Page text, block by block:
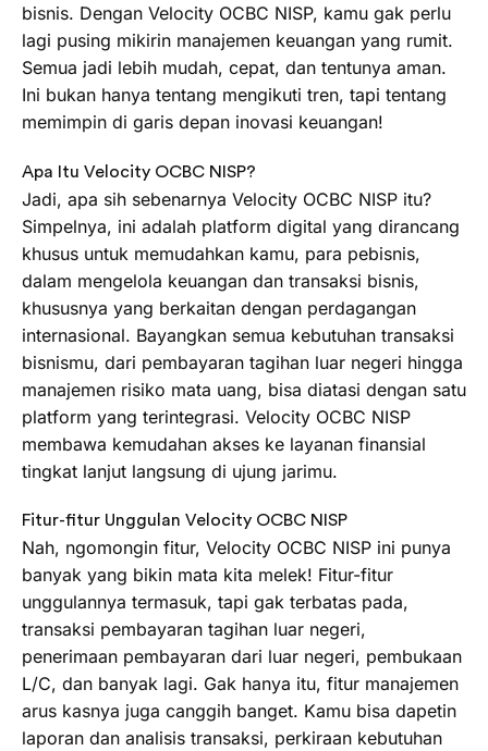
bisnis. Dengan Velocity OCBC NISP, kamu gak perlu
lagi pusing mikirin manajemen keuangan yang rumit.
Semua jadi lebih mudah, cepat, dan tentunya aman.
Ini bukan hanya tentang mengikuti tren, tapi tentang
memimpin di garis depan inovasi keuangan!
Apa Itu Velocity OCBC NISP?
Jadi, apa sih sebenarnya Velocity OCBC NISP itu?
Simpelnya, ini adalah platform digital yang dirancang
khusus untuk memudahkan kamu, para pebisnis,
dalam mengelola keuangan dan transaksi bisnis,
khususnya yang berkaitan dengan perdagangan
internasional. Bayangkan semua kebutuhan transaksi
bisnismu, dari pembayaran tagihan luar negeri hingga
manajemen risiko mata uang, bisa diatasi dengan satu
platform yang terintegrasi. Velocity OCBC NISP
membawa kemudahan akses ke layanan finansial
tingkat lanjut langsung di ujung jarimu.
Fitur-fitur Unggulan Velocity OCBC NISP
Nah, ngomongin fitur, Velocity OCBC NISP ini punya
banyak yang bikin mata kita melek! Fitur-fitur
unggulannya termasuk, tapi gak terbatas pada,
transaksi pembayaran tagihan luar negeri,
penerimaan pembayaran dari luar negeri, pembukaan
L/C, dan banyak lagi. Gak hanya itu, fitur manajemen
arus kasnya juga canggih banget. Kamu bisa dapetin
laporan dan analisis transaksi, perkiraan kebutuhan